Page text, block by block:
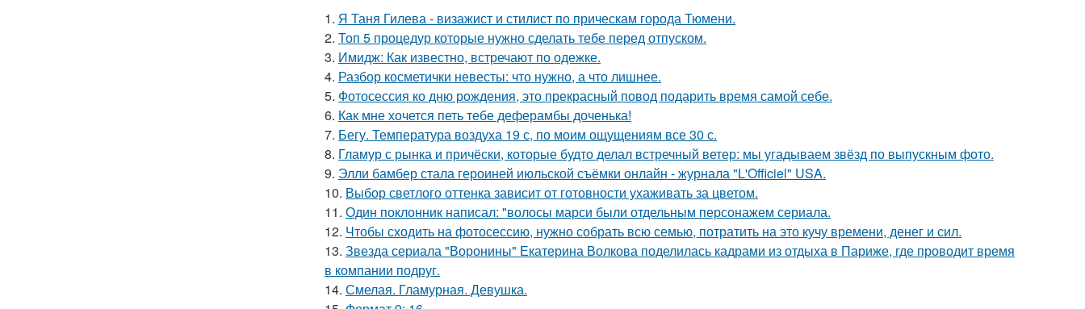
1. Я Таня Гилева - визажист и стилист по прическам города Тюмени.
2. Топ 5 процедур которые нужно сделать тебе перед отпуском.
3. Имидж: Как известно, встречают по одежке.
4. Разбор косметички невесты: что нужно, а что лишнее.
5. Фотосессия ко дню рождения, это прекрасный повод подарить время самой себе.
6. Как мне хочется петь тебе деферамбы доченька!
7. Бегу. Температура воздуха 19 с, по моим ощущениям все 30 с.
8. Гламур с рынка и причёски, которые будто делал встречный ветер: мы угадываем звёзд по выпускным фото.
9. Элли бамбер стала героиней июльской съёмки онлайн - журнала "L'Officiel" USA.
10. Выбор светлого оттенка зависит от готовности ухаживать за цветом.
11. Один поклонник написал: "волосы марси были отдельным персонажем сериала.
12. Чтобы сходить на фотосессию, нужно собрать всю семью, потратить на это кучу времени, денег и сил.
13. Звезда сериала "Воронины" Екатерина Волкова поделилась кадрами из отдыха в Париже, где проводит время
в компании подруг.
14. Смелая. Гламурная. Девушка.